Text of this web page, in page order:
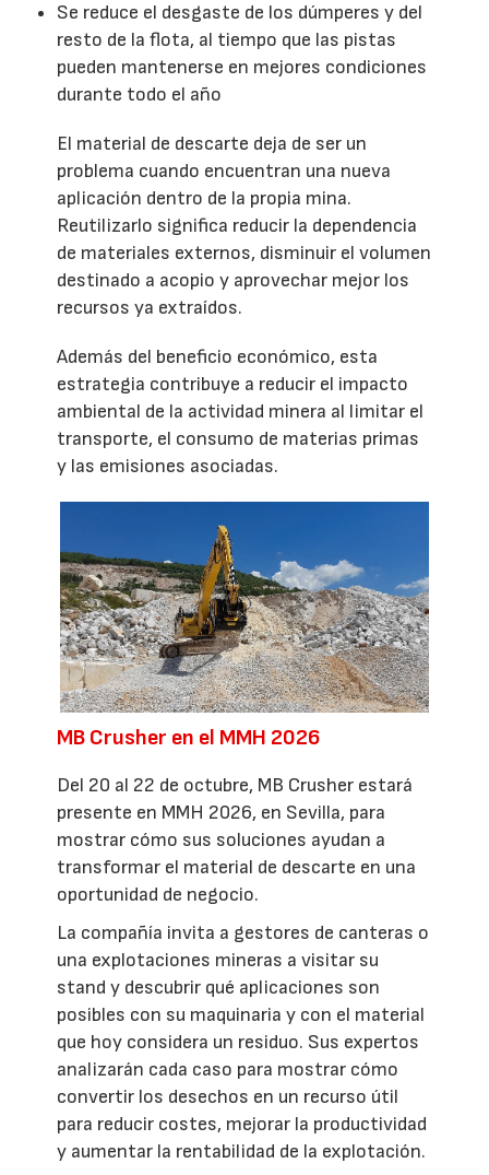
Se reduce el desgaste de los dúmperes y del
resto de la flota, al tiempo que las pistas
pueden mantenerse en mejores condiciones
durante todo el año
El material de descarte deja de ser un
problema cuando encuentran una nueva
aplicación dentro de la propia mina.
Reutilizarlo significa reducir la dependencia
de materiales externos, disminuir el volumen
destinado a acopio y aprovechar mejor los
recursos ya extraídos.
Además del beneficio económico, esta
estrategia contribuye a reducir el impacto
ambiental de la actividad minera al limitar el
transporte, el consumo de materias primas
y las emisiones asociadas.
MB Crusher en el MMH 2026
Del 20 al 22 de octubre, MB Crusher estará
presente en MMH 2026, en Sevilla, para
mostrar cómo sus soluciones ayudan a
transformar el material de descarte en una
oportunidad de negocio.
La compañía invita a gestores de canteras o
una explotaciones mineras a visitar su
stand y descubrir qué aplicaciones son
posibles con su maquinaria y con el material
que hoy considera un residuo. Sus expertos
analizarán cada caso para mostrar cómo
convertir los desechos en un recurso útil
para reducir costes, mejorar la productividad
y aumentar la rentabilidad de la explotación.